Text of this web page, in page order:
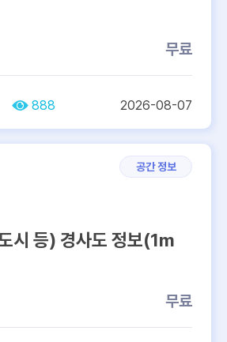
무료
888 2026-08-07
공간 정보
시 등) 경사도 정보(1m
무료